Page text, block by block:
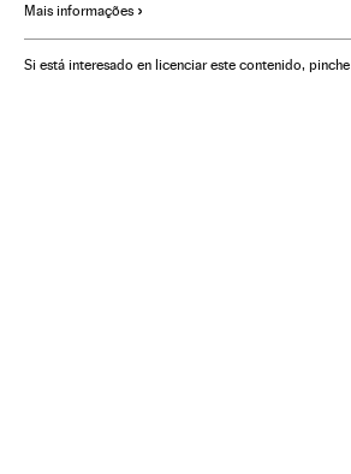
Mais informações
Si está interesado en licenciar este contenido, pinche